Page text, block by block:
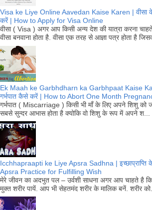
Visa ke Liye Online Aavedan Kaise Karen |
करें | How to Apply for Visa Online
वीसा ( Visa ) अगर आप किसी अन्य देश की यात्रा करना
वीसा बनवाना होता है. वीसा एक तरह से आज्ञा पत्र होता है
Ek Maah ke Garbhdharn ka Garbhpaat Kaise
गर्भपात कैसे करें | How to Abort One Month
गर्भपात ( Miscarriage ) किसी भी माँ के लिए अपने शिशु को
सबसे सुन्दर आभास होता है क्योकि वो शिशु के रूप में अपने श...
Icchhapraapti ke Liye Apsra Sadhna | इच्छाप्राप्ति के
Apsra Practice for Fulfilling Wish
मेरे जीवन का अदभुत पल – उर्वशी साधना अगर आप चाहते है
मुक्त शरीर पायें. आप भी सेहतमंद शरीर के मालिक बनें. शरीर को...